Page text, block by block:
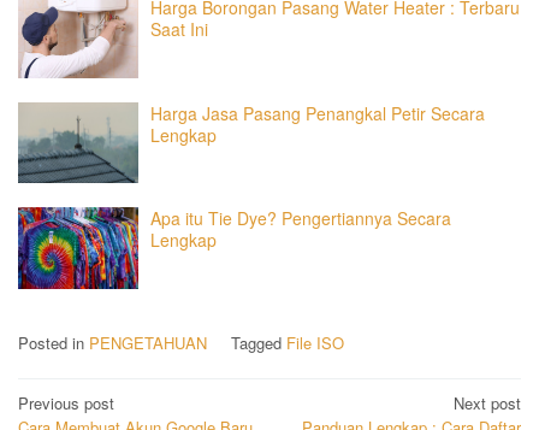
Harga Borongan Pasang Water Heater : Terbaru
Saat Ini
Harga Jasa Pasang Penangkal Petir Secara
Lengkap
Apa itu Tie Dye? Pengertiannya Secara
Lengkap
Posted in PENGETAHUAN Tagged File ISO
Post
Previous post
Next post